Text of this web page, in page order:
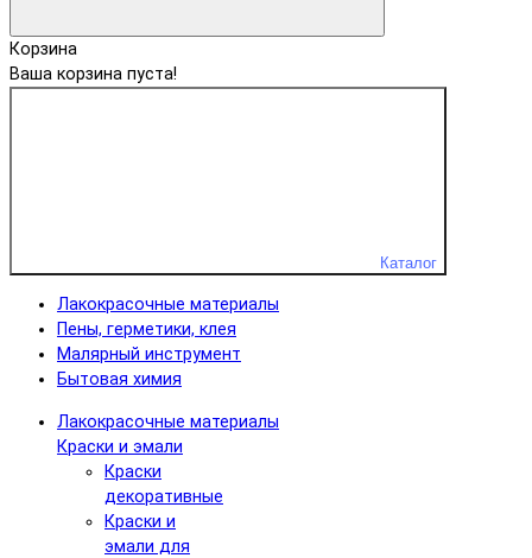
Корзина
Ваша корзина пуста!
Каталог
Лакокрасочные материалы
Пены, герметики, клея
Малярный инструмент
Бытовая химия
Лакокрасочные материалы
Краски и эмали
Краски
декоративные
Краски и
эмали для